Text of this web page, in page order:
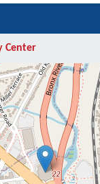
Center